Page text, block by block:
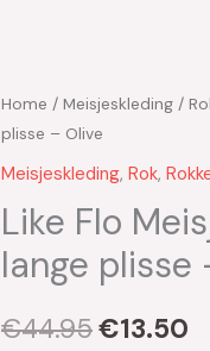
Home / Meisjeskleding /
plisse – Olive
Meisjeskleding, Rok,
Like Flo
lange plisse
€44.95
prijs
was:
€44.95.
€13.50